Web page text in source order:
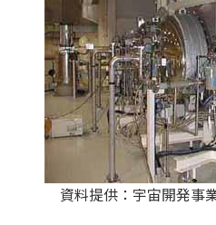
資料提供：宇宙開発事